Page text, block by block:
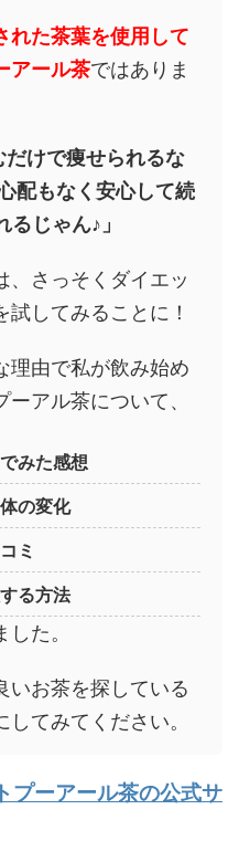
れた茶葉を使用して
アール茶ではありま
だけで痩せられるな
配もなく安心して続
るじゃん♪」
、さっそくダイエッ
試してみることに！
理由で私が飲み始め
アル茶について、
みた感想
の変化
ミ
る方法
た。
いお茶を探している
てみてください。
プーアール茶の公式サ